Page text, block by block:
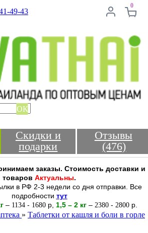
49-43
0
ОК
Скидки и
подарки
Отзывы
(476)
заказы. Стоимость доставки и
товаров Актуальны.
в РФ 2-3 недели со дня отправки. Все
подробности тут
– 1134 - 1680 р 1,5 – 2 кг – 2380 - 2800 р.
» Таблетки от кашля и боли в горле